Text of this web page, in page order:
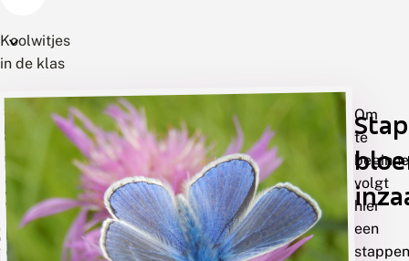
Koolwitjes
in de klas
Bloeiende
velden,
waar
vlinders
rondfladderen
en
waar
Om
te
volgt
hier
een